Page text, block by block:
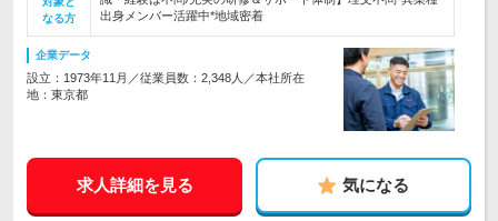
なる方
出身メンバー活躍中*地域密着
企業データ
設立：1973年11月／従業員数：2,348人／本社所在
地：東京都
求人詳細を見る 気になる